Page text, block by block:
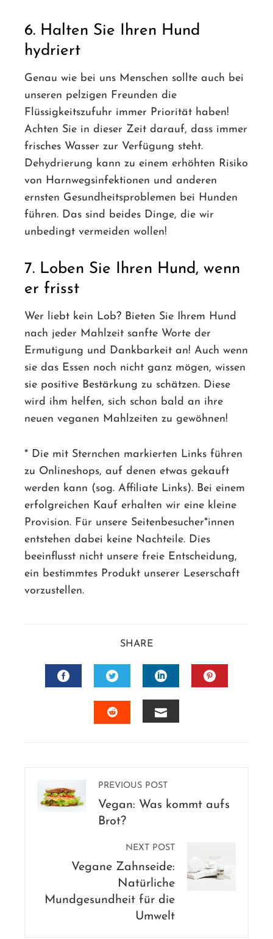
6. Halten Sie Ihren Hund
hydriert
Genau wie bei uns Menschen sollte auch bei
unseren pelzigen Freunden die
Flüssigkeitszufuhr immer Priorität haben!
Achten Sie in dieser Zeit darauf, dass immer
frisches Wasser zur Verfügung steht.
Dehydrierung kann zu einem erhöhten Risiko
von Harnwegsinfektionen und anderen
ernsten Gesundheitsproblemen bei Hunden
führen. Das sind beides Dinge, die wir
unbedingt vermeiden wollen!
7. Loben Sie Ihren Hund, wenn
er frisst
Wer liebt kein Lob? Bieten Sie Ihrem Hund
nach jeder Mahlzeit sanfte Worte der
Ermutigung und Dankbarkeit an! Auch wenn
sie das Essen noch nicht ganz mögen, wissen
sie positive Bestärkung zu schätzen. Diese
wird ihm helfen, sich schon bald an ihre
neuen veganen Mahlzeiten zu gewöhnen!
* Die mit Sternchen markierten Links führen
zu Onlineshops, auf denen etwas gekauft
werden kann (sog. Affiliate Links). Bei einem
erfolgreichen Kauf erhalten wir eine kleine
Provision. Für unsere Seitenbesucher*innen
entstehen dabei keine Nachteile. Dies
beeinflusst nicht unsere freie Entscheidung,
ein bestimmtes Produkt unserer Leserschaft
vorzustellen.
SHARE
FACEBOOKTWITTERLINKEDIN
PREVIOUS POST
Vegan: Was kommt aufs
Brot?
NEXT POST
Vegane Zahnseide:
Natürliche
Mundgesundheit für die
Umwelt